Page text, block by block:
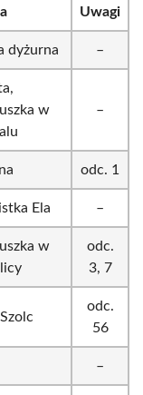
Uwagi
dyżurna –
w
–
odc. 1
Ela –
w
odc.
3, 7
odc.
56
–